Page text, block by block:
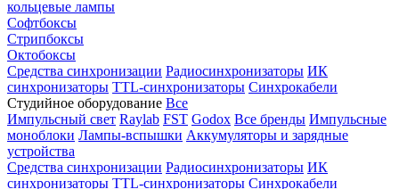
кольцевые лампы
Софтбоксы
Стрипбоксы
Октобоксы
Средства синхронизации Радиосинхронизаторы ИК
синхронизаторы TTL-синхронизаторы Синхрокабели
Студийное оборудование Все
Импульсный свет Raylab FST Godox Все бренды Импульсные
моноблоки Лампы-вспышки Аккумуляторы и зарядные
устройства
Средства синхронизации Радиосинхронизаторы ИК
синхронизаторы TTL-синхронизаторы Синхрокабели